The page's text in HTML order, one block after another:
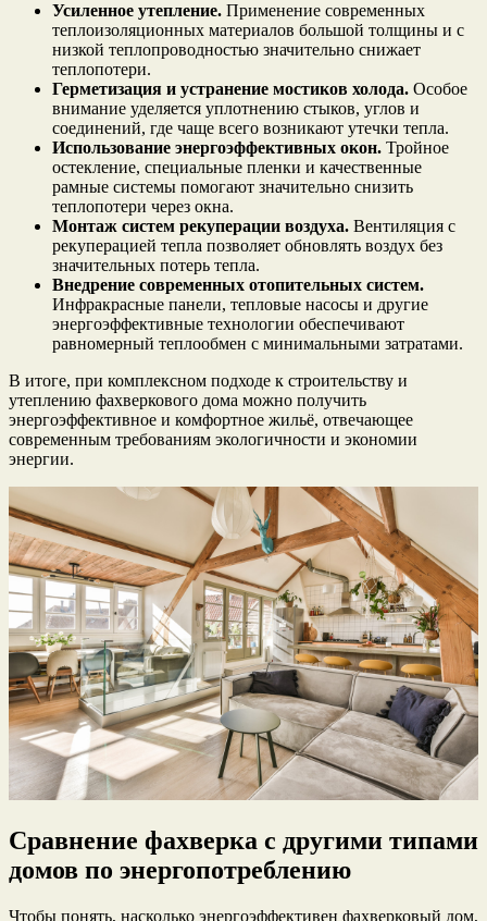
Усиленное утепление. Применение современных
теплоизоляционных материалов большой толщины и с
низкой теплопроводностью значительно снижает
теплопотери.
Герметизация и устранение мостиков холода. Особое
внимание уделяется уплотнению стыков, углов и
соединений, где чаще всего возникают утечки тепла.
Использование энергоэффективных окон. Тройное
остекление, специальные пленки и качественные
рамные системы помогают значительно снизить
теплопотери через окна.
Монтаж систем рекуперации воздуха. Вентиляция с
рекуперацией тепла позволяет обновлять воздух без
значительных потерь тепла.
Внедрение современных отопительных систем.
Инфракрасные панели, тепловые насосы и другие
энергоэффективные технологии обеспечивают
равномерный теплообмен с минимальными затратами.
В итоге, при комплексном подходе к строительству и
утеплению фахверкового дома можно получить
энергоэффективное и комфортное жильё, отвечающее
современным требованиям экологичности и экономии
энергии.
Сравнение фахверка с другими типами
домов по энергопотреблению
Чтобы понять, насколько энергоэффективен фахверковый дом,